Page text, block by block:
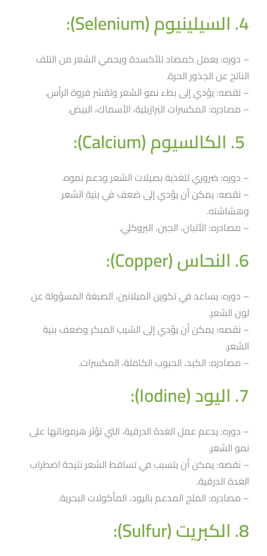
4. السيلينيوم (Selenium):
– دوره: يعمل كمضاد للأكسدة ويحمي الشعر من التلف
الناتج عن الجذور الحرة.
– نقصه: يؤدي إلى بطء نمو الشعر وتقشر فروة الرأس.
– مصادره: المكسرات البرازيلية، الأسماك، البيض.
– دوره: ضروري لتغذية بصيلات الشعر ودعم نموه.
– نقصه: يمكن أن يؤدي إلى ضعف في بنية الشعر
وهشاشته.
– مصادره: الألبان، الجبن، البروكلي.
6. النحاس (Copper):
– دوره: يساعد في تكوين الميلانين، الصبغة المسؤولة عن
لون الشعر.
– نقصه: يمكن أن يؤدي إلى الشيب المبكر وضعف بنية
الشعر.
– مصادره: الكبد، الحبوب الكاملة، المكسرات.
7. اليود (Iodine):
– دوره: يدعم عمل الغدة الدرقية، التي تؤثر هرموناتها على
نمو الشعر.
– نقصه: يمكن أن يتسبب في تساقط الشعر نتيجة اضطراب
الغدة الدرقية.
– مصادره: الملح المدعم باليود، المأكولات البحرية.
8. الكبريت (Sulfur):